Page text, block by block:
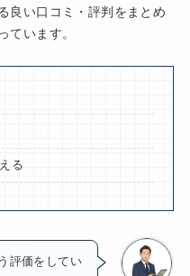
良い口コミ・評判をまとめ
ています。
る
評価をしてい